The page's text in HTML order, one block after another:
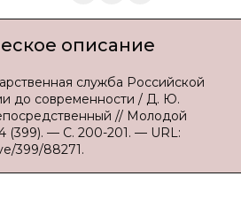
описание
служба Российской
до современности / Д. Ю.
// Молодой
— С. 200-201. — URL:
399/88271.